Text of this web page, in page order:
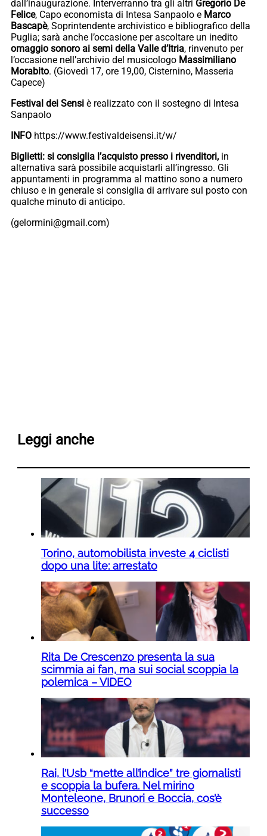
dall’inaugurazione. Interverranno tra gli altri Gregorio De
Felice, Capo economista di Intesa Sanpaolo e Marco
Bascapè, Soprintendente archivistico e bibliografico della
Puglia; sarà anche l’occasione per ascoltare un inedito
omaggio sonoro ai semi della Valle d’Itria, rinvenuto per
l’occasione nell’archivio del musicologo Massimiliano
Morabito. (Giovedì 17, ore 19,00, Cisternino, Masseria
Capece)
Festival dei Sensi è realizzato con il sostegno di Intesa
Sanpaolo
INFO https://www.festivaldeisensi.it/w/
Biglietti: si consiglia l’acquisto presso i rivenditori, in
alternativa sarà possibile acquistarli all’ingresso. Gli
appuntamenti in programma al mattino sono a numero
chiuso e in generale si consiglia di arrivare sul posto con
qualche minuto di anticipo.
(gelormini@gmail.com)
Leggi anche
Torino, automobilista investe 4 ciclisti
dopo una lite: arrestato
Rita De Crescenzo presenta la sua
scimmia ai fan, ma sui social scoppia la
polemica – VIDEO
Rai, l’Usb “mette all’indice” tre giornalisti
e scoppia la bufera. Nel mirino
Monteleone, Brunori e Boccia, cos’è
successo